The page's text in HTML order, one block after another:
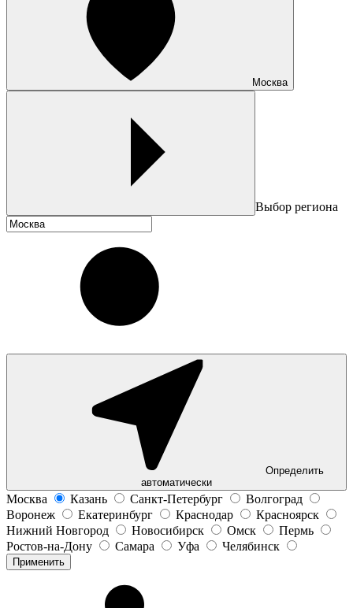
Москва
Выбор региона
Определить
автоматически
Москва Казань Санкт-Петербург
Волгоград
Воронеж
Екатеринбург Краснодар
Красноярск
Нижний Новгород
Новосибирск Омск
Пермь
Ростов-на-Дону
Самара Уфа Челябинск
Применить